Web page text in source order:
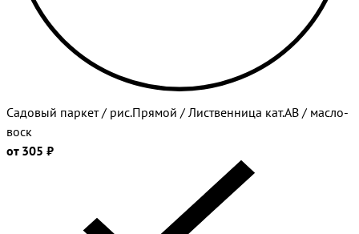
Садовый паркет / рис.Прямой / Лиственница кат.АВ / масло-
воск
от 305 ₽